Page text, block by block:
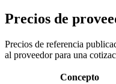
Precios de
Precios de referencia
al proveedor para una
Concepto